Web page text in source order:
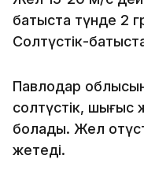
батыста түнде 2
Солтүстік-
Павлодар
солтүстік, шығыс
болады. Жел
жетеді.